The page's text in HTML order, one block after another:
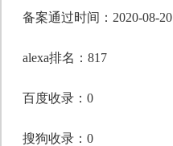
备案通过时间：2020-08-20
alexa排名：817
百度收录：0
搜狗收录：0
自定义标题
段落格式
字体